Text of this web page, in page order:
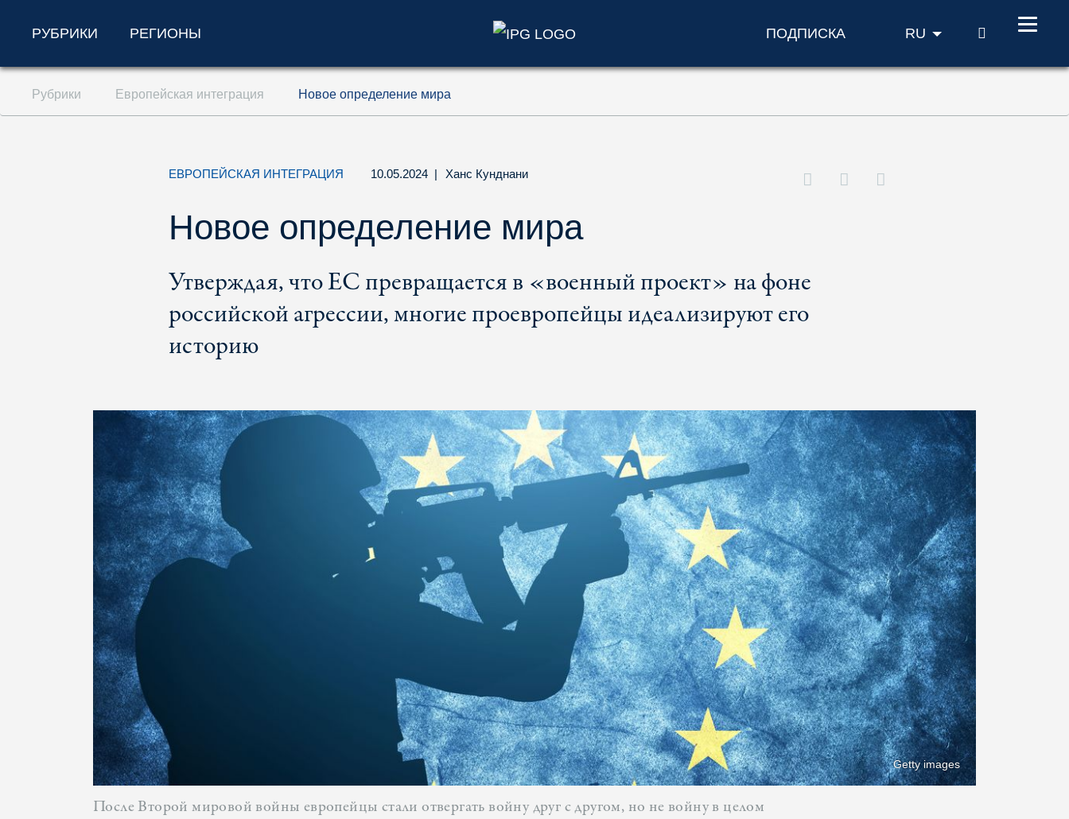
Перейти к содержанию (ключ доступа '1')
Перейти к поиску (ключ доступа '2')
РУБРИКИ РЕГИОНЫ ПОДПИСКА RU ПОИСК
Рубрики Европейская интеграция Новое определение мира
ЕВРОПЕЙСКАЯ ИНТЕГРАЦИЯ 10.05.2024 | Ханс Кунднани
Новое определение мира
Утверждая, что ЕС превращается в «военный проект» на фоне
российской агрессии, многие проевропейцы идеализируют его
историю
Getty images
После Второй мировой войны европейцы стали отвергать войну друг с другом, но не войну в целом